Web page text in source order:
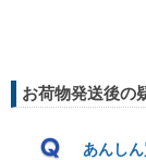
お荷物発送後の
あんし